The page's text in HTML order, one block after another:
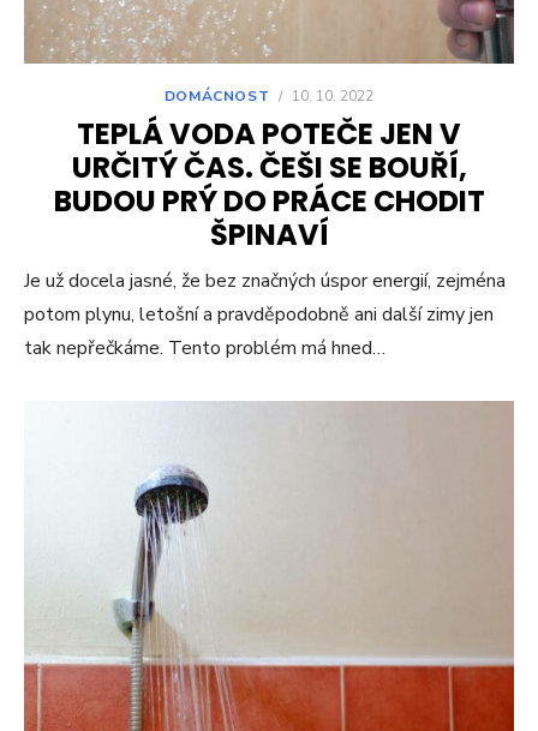
DOMÁCNOST / 10. 10. 2022
TEPLÁ VODA POTEČE JEN V
URČITÝ ČAS. ČEŠI SE BOUŘÍ,
BUDOU PRÝ DO PRÁCE CHODIT
ŠPINAVÍ
Je už docela jasné, že bez značných úspor energií, zejména
potom plynu, letošní a pravděpodobně ani další zimy jen
tak nepřečkáme. Tento problém má hned…